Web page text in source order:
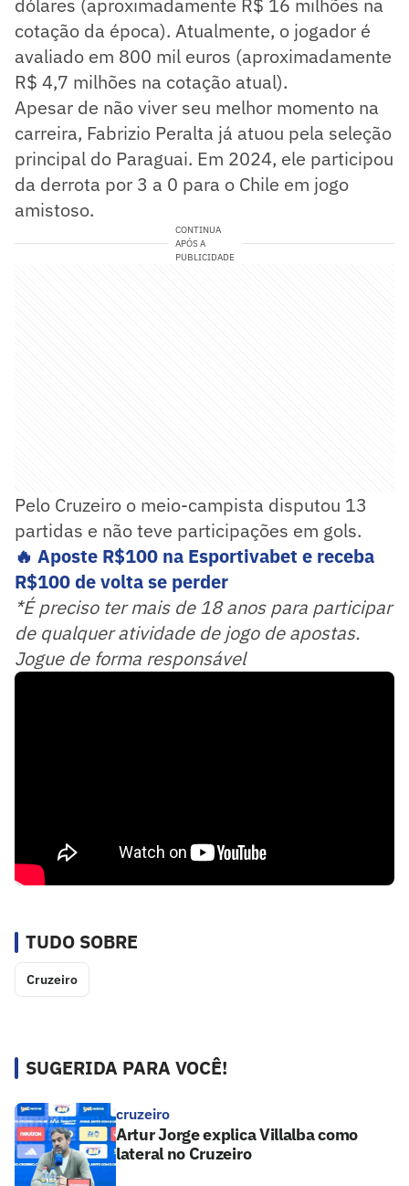
cotação da época). Atualmente, o jogador é
avaliado em 800 mil euros (aproximadamente
R$ 4,7 milhões na cotação atual).
Apesar de não viver seu melhor momento na
carreira, Fabrizio Peralta já atuou pela seleção
principal do Paraguai. Em 2024, ele participou
da derrota por 3 a 0 para o Chile em jogo
amistoso.
CONTINUA
APÓS A
PUBLICIDADE
Pelo Cruzeiro o meio-campista disputou 13
partidas e não teve participações em gols.
🔥 Aposte R$100 na Esportivabet e receba
R$100 de volta se perder
*É preciso ter mais de 18 anos para participar
de qualquer atividade de jogo de apostas.
Jogue de forma responsável
TUDO SOBRE
Cruzeiro
SUGERIDA PARA VOCÊ!
cruzeiro
Artur Jorge explica Villalba como
lateral no Cruzeiro